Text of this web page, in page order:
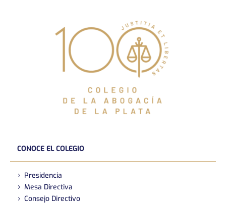
CONOCE EL COLEGIO
Presidencia
Mesa Directiva
Consejo Directivo